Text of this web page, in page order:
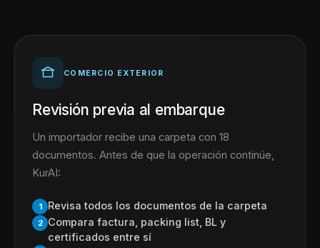
COMERCIO EXTERIOR
Revisión previa al embarque
Un importador recibe una carpeta con 18
documentos. Antes de que la operación continúe,
KurAI:
1 Revisa todos los documentos de la carpeta
2
Compara factura, packing list, BL y
certificados entre sí